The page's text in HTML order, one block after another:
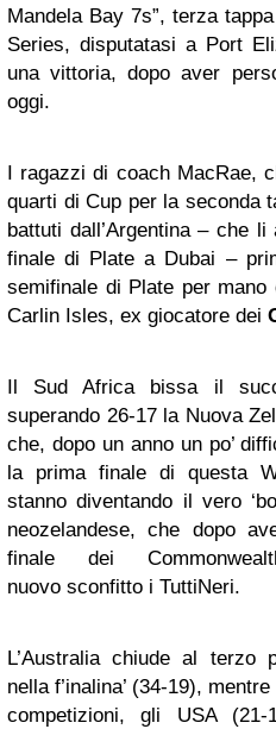
Mandela Bay 7s”, terza
Series, disputatasi a Port
una vittoria, dopo aver
oggi.
I ragazzi di coach MacRae,
quarti di Cup per la seconda
battuti dall’Argentina – che
finale di Plate a Dubai –
semifinale di Plate per
Carlin Isles, ex giocatore dei
Il Sud Africa bissa il
superando 26-17 la Nuova
che, dopo un anno un po’
la prima finale di questa
stanno diventando il vero
neozelandese, che dopo
finale dei
nuovo sconfitto i TuttiNeri.
L’Australia chiude al terzo
nella f’inalina’ (34-19),
competizioni, gli USA